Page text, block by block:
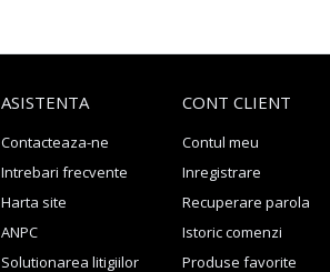
ASISTENTA
Contacteaza-ne
Intrebari frecvente
Harta site
ANPC
Solutionarea litigiilor
CONT CLIENT
Contul meu
Inregistrare
Recuperare parola
Istoric comenzi
Produse favorite